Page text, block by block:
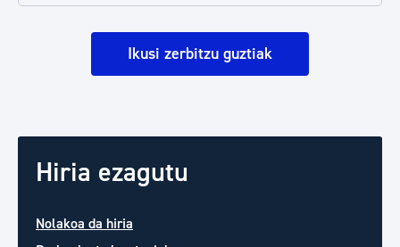
Ikusi zerbitzu guztiak
Hiria ezagutu
Nolakoa da hiria